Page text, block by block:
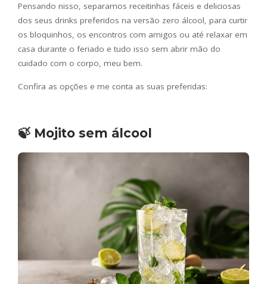
Pensando nisso, separamos receitinhas fáceis e deliciosas
dos seus drinks preferidos na versão zero álcool, para curtir
os bloquinhos, os encontros com amigos ou até relaxar em
casa durante o feriado e tudo isso sem abrir mão do
cuidado com o corpo, meu bem.
Confira as opções e me conta as suas preferidas:
🍃 Mojito sem álcool